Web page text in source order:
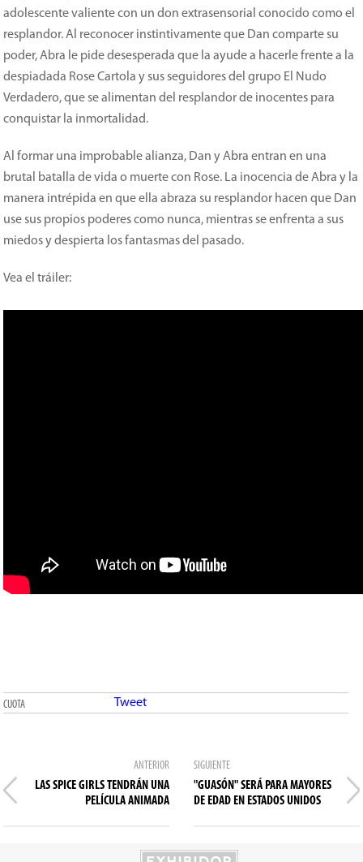
adolescente valiente con un don extrasensorial conocido como el
resplandor. Al reconocer instintivamente que Dan comparte su
poder, Abra le pide desesperada que la ayude a hacerle frente a la
despiadada Rose Cartola y sus seguidores del grupo El Nudo
Verdadero, que se alimentan del resplandor de inocentes para
conquistar la inmortalidad.
Al formar una improbable alianza, Dan y Abra entran en una
brutal batalla de vida o muerte con Rose. La inocencia de Abra y la
manera intrépida en que ella abraza su resplandor hacen que Dan
use sus propios poderes como nunca, mientras se enfrenta a sus
miedos y despierta los fantasmas del pasado.
Vea el tráiler:
CUOTA Tweet
ANTERIOR
LAS SPICE GIRLS TENDRÁN UNA
PELÍCULA ANIMADA
SIGUIENTE
"GUASÓN" SERÁ PARA MAYORES
DE EDAD EN ESTADOS UNIDOS